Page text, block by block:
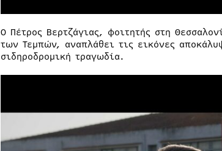
Ο Πέτρος Βερτζάγιας, φοιτητής στη
των Τεμπών, αναπλάθει τις εικόνες
σιδηροδρομική τραγωδία.